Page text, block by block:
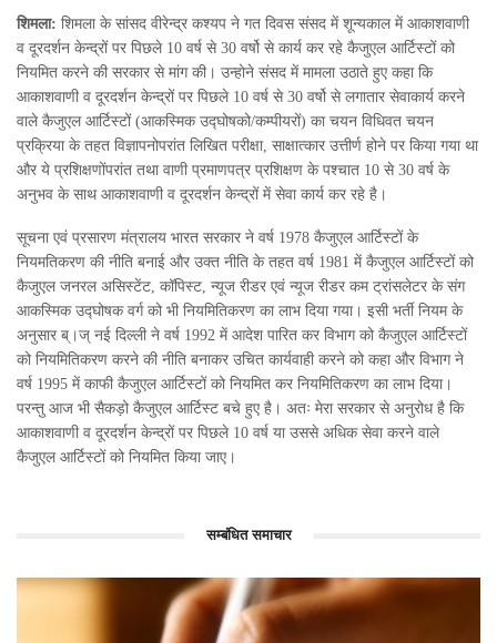
शिमला: शिमला के सांसद वीरेन्द्र कश्यप ने गत दिवस संसद में शून्यकाल में आकाशवाणी
व दूरदर्शन केन्द्रों पर पिछले 10 वर्ष से 30 वर्षो से कार्य कर रहे कैजुएल आर्टिस्टों को
नियमित करने की सरकार से मांग की। उन्होने संसद में मामला उठाते हुए कहा कि
आकाशवाणी व दूरदर्शन केन्द्रों पर पिछले 10 वर्ष से 30 वर्षो से लगातार सेवाकार्य करने
वाले कैजुएल आर्टिस्टों (आकस्मिक उद्घोषको/कम्पीयरों) का चयन विधिवत चयन
प्रक्रिया के तहत विज्ञापनोपरांत लिखित परीक्षा, साक्षात्कार उत्तीर्ण होने पर किया गया था
और ये प्रशिक्षणोंपरांत तथा वाणी प्रमाणपत्र प्रशिक्षण के पश्चात 10 से 30 वर्ष के
अनुभव के साथ आकाशवाणी व दूरदर्शन केन्द्रों में सेवा कार्य कर रहे है।
सूचना एवं प्रसारण मंत्रालय भारत सरकार ने वर्ष 1978 कैजुएल आर्टिस्टों के
नियमतिकरण की नीति बनाई और उक्त नीति के तहत वर्ष 1981 में कैजुएल आर्टिस्टों को
कैजुएल जनरल असिस्टेंट, कॉपिस्ट, न्यूज रीडर एवं न्यूज रीडर कम ट्रांसलेटर के संग
आकस्मिक उद्घोषक वर्ग को भी नियमितिकरण का लाभ दिया गया। इसी भर्ती नियम के
अनुसार ब्।ज् नई दिल्ली ने वर्ष 1992 में आदेश पारित कर विभाग को कैजुएल आर्टिस्टों
को नियमितिकरण करने की नीति बनाकर उचित कार्यवाही करने को कहा और विभाग ने
वर्ष 1995 में काफी कैजुएल आर्टिस्टों को नियमित कर नियमितिकरण का लाभ दिया।
परन्तु आज भी सैकड़ो कैजुएल आर्टिस्ट बचे हुए है। अतः मेरा सरकार से अनुरोध है कि
आकाशवाणी व दूरदर्शन केन्द्रों पर पिछले 10 वर्ष या उससे अधिक सेवा करने वाले
कैजुएल आर्टिस्टों को नियमित किया जाए।
सम्बंधित समाचार